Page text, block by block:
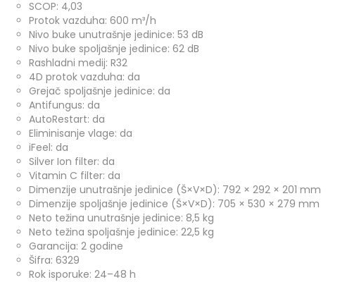
SCOP: 4,03
Protok vazduha: 600 m³/h
Nivo buke unutrašnje jedinice: 53 dB
Nivo buke spoljašnje jedinice: 62 dB
Rashladni medij: R32
4D protok vazduha: da
Grejač spoljašnje jedinice: da
Antifungus: da
AutoRestart: da
Eliminisanje vlage: da
iFeel: da
Silver Ion filter: da
Vitamin C filter: da
Dimenzije unutrašnje jedinice (Š×V×D): 792 × 292 × 201 mm
Dimenzije spoljašnje jedinice (Š×V×D): 705 × 530 × 279 mm
Neto težina unutrašnje jedinice: 8,5 kg
Neto težina spoljašnje jedinice: 22,5 kg
Garancija: 2 godine
Šifra: 6329
Rok isporuke: 24–48 h